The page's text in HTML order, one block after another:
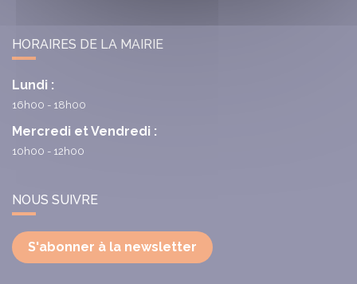
HORAIRES DE LA MAIRIE
Lundi :
16h00 - 18h00
Mercredi et Vendredi :
10h00 - 12h00
NOUS SUIVRE
S'abonner à la newsletter